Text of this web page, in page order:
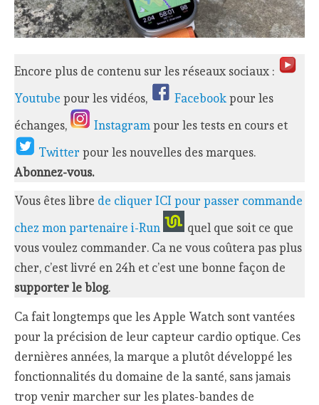
Encore plus de contenu sur les réseaux sociaux :
Youtube pour les vidéos, Facebookpour les
échanges,
Instagrampour les tests en cours et
Twitterpour les nouvelles des marques.
Abonnez-vous.
Vous êtes libre de cliquer ICI pour passer commande
chez mon partenaire i-Run
quel que soit ce que
vous voulez commander. Ca ne vous coûtera pas plus
cher, c’est livré en 24h et c’est une bonne façon de
supporter le blog.
Ca fait longtemps que les Apple Watch sont vantées
pour la précision de leur capteur cardio optique. Ces
dernières années, la marque a plutôt développé les
fonctionnalités du domaine de la santé, sans jamais
trop venir marcher sur les plates-bandes de